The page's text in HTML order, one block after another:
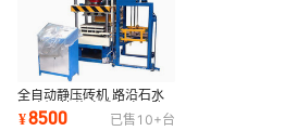
全自动静压砖机 路沿石水
泥砖机 植草砖透水砖马路
花砖液压成型机
¥8500 已售 10+台